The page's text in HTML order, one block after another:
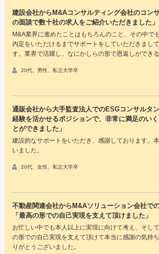
建設会社からM&Aコンサルティング会社のコン
の面談で数十社の求人をご紹介いただきました」
M&A業界に進めたことはもちろんのこと、その中で
内定をいただけるまでサポートをしていただきまし
す。業界で活躍し、なにかしらの形で恩返しができ
20代、男性、私立大学卒
通販会社から大手監査法人でのESGコンサルタ
経験を活かせるポジションで、非常に満足のい
とができました」
建設的なサポートをいただき、感謝しております。
いました。
20代、女性、私立大学卒
不動産関連会社からM&Aソリューション会社で
「最高の形での自己実現を支えて頂けました」
お忙しい中でも本人以上に実現に向けて考え、そし
の形での自己実現を支えて頂けて本当に感謝の気持
りがとうございました。